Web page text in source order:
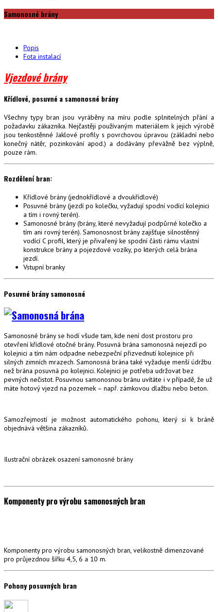
Samonosné brány
Popis
Fota instalací
Vjezdové brány
Křídlové, posuvné a samonosné brány
Všechny typy bran jsou vyráběny na míru podle splnitelných přání a
požadavku zákazníka. Nejčastěji používaným materiálem k jejich výrobě
jsou tenkostěnné Jaklové profily s povrchovou úpravou (základní nebo
konečný nátěr, pozinkování apod.) a dodávány převážně bez výplně,
pouze rám.
Rozdělení bran:
Křídlové brány (jednokřídlové a dvoukřídlové)
Posuvné brány (jezdí po kolečku, vyžadují spodní vodící kolejnici
a tím i rovný terén).
Samonosné brány (brány, které nevyžadují podpůrné kolečko a
tím ani rovný terén). Samonosnost brány zajišťuje silnostěnný
vodící C profil, který je přivařený ke spodní části rámu vlastní
konstrukce brány a pojezdové vozíky, po kterých celá brána
jezdí.
Vstupní branky
Posuvné brány samonosné
Samonosné brány se hodí všude tam, kde není dost prostoru pro
otevření křídlové otočné brány. Posuvná brána samonosná nejezdí po
kolejnici a tím nám odpadne nebezpeční přizvednutí kolejnice při
silných zimních mrazech. Samonosná brána také vyžaduje menší údržbu
než brána posuvná po kolejnici. Kolejnici je potřeba udržovat bez
pevných nečistot. Posuvnou samonosnou bránu uvítáte i v případě, že už
máte hotový vjezd na pozemek – např. zámkovou dlažbu nebo beton.
Samozřejmostí je možnost automatického pohonu, který si k bráně
objednává většina zákazníků.
Ilustrační obrázek osazení samonosné brány
Komponenty pro výrobu samonosných bran
Komponenty pro výrobu samonosných bran, velikostně dimenzované
pro průjezdnou šířku 4,5, 6 a 10 m.
Pohony posuvných bran